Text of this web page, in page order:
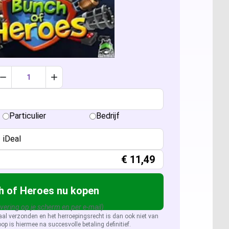
2024
2024
2021 Professional
2019 Professional
2016 Professional
Alle licenties
2025
2022
2019
2026
Server 2022
Server 2019
Server 2016
Verlaag aantal met 1Verhoog aantal met 1
Particulier Bedrijf
iDeal
€ 11,49
of Heroes nu kopen
op je scherm en per e-mail)
verzonden en het herroepingsrecht is dan ook niet van
is hiermee na succesvolle betaling definitief.